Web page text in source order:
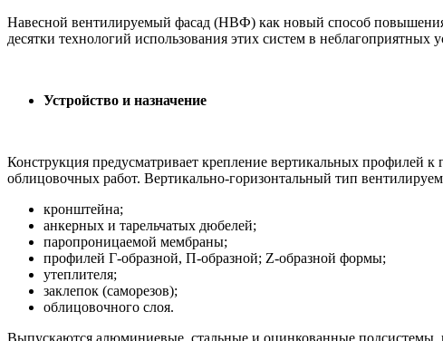
Навесной вентилируемый фасад (НВФ) как новый способ повышения
десятки технологий использования этих систем в
Устройство и назначение
Конструкция предусматривает крепление вертикальных профилей
облицовочных работ. Вертикально-горизонтальный тип
кронштейна;
анкерных и тарельчатых дюбелей;
паропроницаемой мембраны;
профилей Г-образной, П-образной; Z-образной формы;
утеплителя;
заклепок (саморезов);
облицовочного слоя.
Выпускаются алюминиевые, стальные и оцинкованные подсистемы,